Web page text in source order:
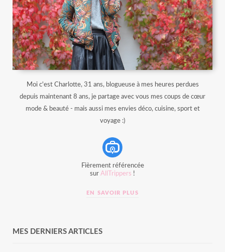
Moi c'est Charlotte, 31 ans, blogueuse à mes heures perdues
depuis maintenant 8 ans, je partage avec vous mes coups de cœur
mode & beauté - mais aussi mes envies déco, cuisine, sport et
voyage :)
Fièrement référencée
sur AllTrippers !
EN SAVOIR PLUS
MES DERNIERS ARTICLES